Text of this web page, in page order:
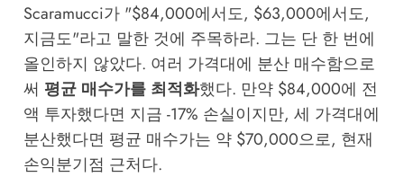
Scaramucci가 "$84,000에서도, $63,000에서도,
지금도"라고 말한 것에 주목하라. 그는 단 한 번에
올인하지 않았다. 여러 가격대에 분산 매수함으로
써 평균 매수가를 최적화했다. 만약 $84,000에 전
액 투자했다면 지금 -17% 손실이지만, 세 가격대에
분산했다면 평균 매수가는 약 $70,000으로, 현재
손익분기점 근처다.